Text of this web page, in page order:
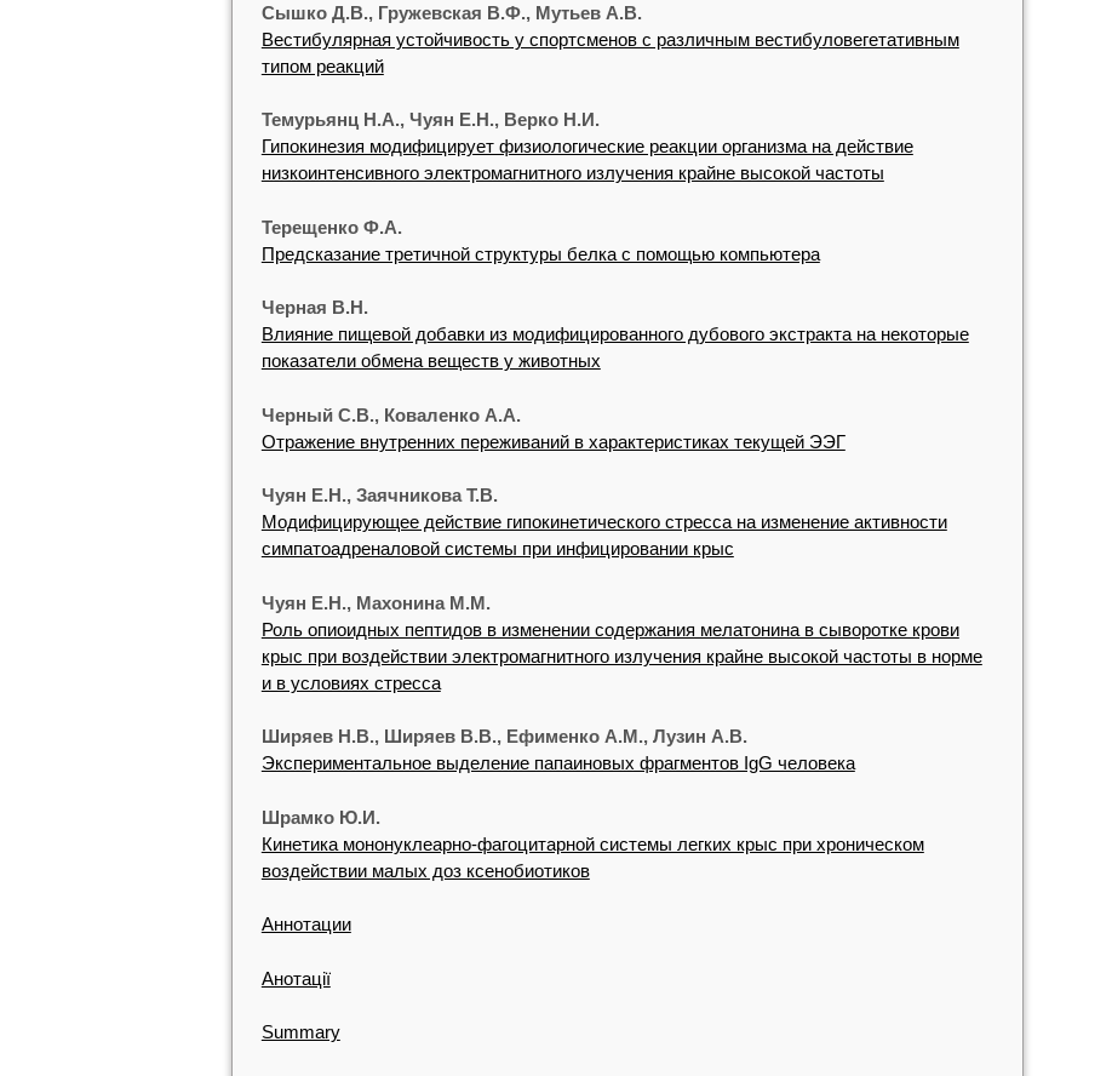
Сышко Д.В., Гружевская В.Ф., Мутьев А.В.
Вестибулярная устойчивость у спортсменов с различным вестибуловегетативным
типом реакций
Темурьянц Н.А., Чуян Е.Н., Верко Н.И.
Гипокинезия модифицирует физиологические реакции организма на действие
низкоинтенсивного электромагнитного излучения крайне высокой частоты
Терещенко Ф.А.
Предсказание третичной структуры белка с помощью компьютера
Черная В.Н.
Влияние пищевой добавки из модифицированного дубового экстракта на некоторые
показатели обмена веществ у животных
Черный С.В., Коваленко А.А.
Отражение внутренних переживаний в характеристиках текущей ЭЭГ
Чуян Е.Н., Заячникова Т.В.
Модифицирующее действие гипокинетического стресса на изменение активности
симпатоадреналовой системы при инфицировании крыс
Чуян Е.Н., Махонина М.М.
Роль опиоидных пептидов в изменении содержания мелатонина в сыворотке крови
крыс при воздействии электромагнитного излучения крайне высокой частоты в норме
и в условиях стресса
Ширяев Н.В., Ширяев В.В., Ефименко A.M., Лузин А.В.
Экспериментальное выделение папаиновых фрагментов IgG человека
Шрамко Ю.И.
Кинетика мононуклеарно-фагоцитарной системы легких крыс при хроническом
воздействии малых доз ксенобиотиков
Аннотации
Анотації
Summary